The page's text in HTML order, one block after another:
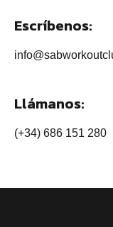
Escríbenos:
Llámanos:
(+34) 686 151 280